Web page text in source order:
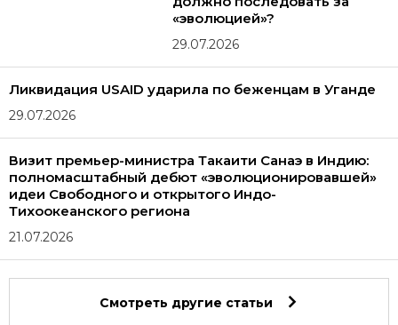
«эволюцией»?
29.07.2026
Ликвидация USAID ударила по беженцам в Уганде
29.07.2026
Визит премьер-министра Такаити Санаэ в Индию:
полномасштабный дебют «эволюционировавшей»
идеи Свободного и открытого Индо-
Тихоокеанского региона
21.07.2026
Смотреть другие статьи